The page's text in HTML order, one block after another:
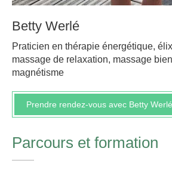
Betty Werlé
Praticien en thérapie énergétique,
massage de relaxation, massage
magnétisme
Prendre rendez-vous avec Betty Werlé
Parcours et formation